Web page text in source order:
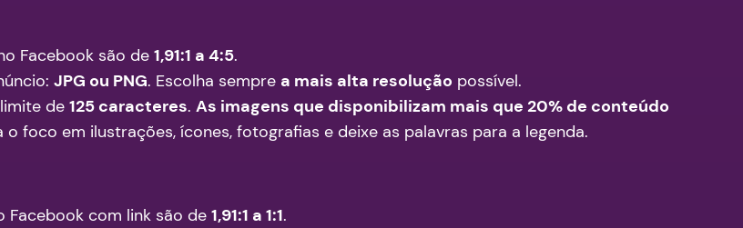
Facebook são de 1,91:1 a 4:5.
JPG ou PNG. Escolha sempre a mais alta resolução possível.
de 125 caracteres. As imagens que disponibilizam mais que 20% de conteúdo
o foco em ilustrações, ícones, fotografias e deixe as palavras para a legenda.
Facebook com link são de 1,91:1 a 1:1.